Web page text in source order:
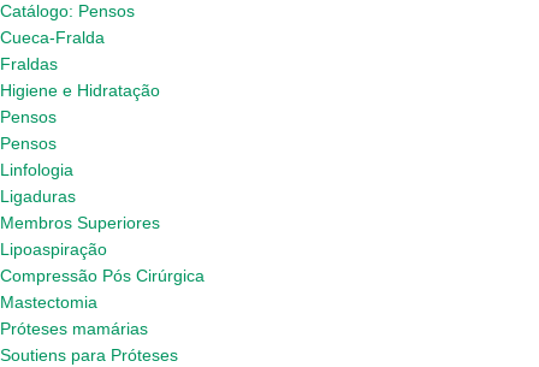
Catálogo: Pensos
Cueca-Fralda
Fraldas
Higiene e Hidratação
Pensos
Pensos
Linfologia
Ligaduras
Membros Superiores
Lipoaspiração
Compressão Pós Cirúrgica
Mastectomia
Próteses mamárias
Soutiens para Próteses